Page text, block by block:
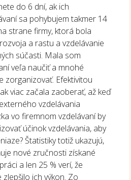
do 6 dní, ak ich
sa pohybujem takmer 14
strane firmy, ktorá bola
a rastu a vzdelávanie
súčasti. Mala som
veľa naučiť a mnohé
zorganizovať. Efektivitou
viac začala zaoberať, až keď
vzdelávania
vo firemnom vzdelávaní by
účinok vzdelávania, aby
Štatistiky totiž ukazujú,
nové zručnosti získané
a len 25 % verí, že
ich výkon. Zo